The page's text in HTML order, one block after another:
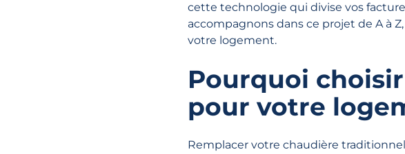
cette technologie qui divise vos
accompagnons dans ce projet de A à
votre logement.
Pourquoi
pour votre
Remplacer votre chaudière